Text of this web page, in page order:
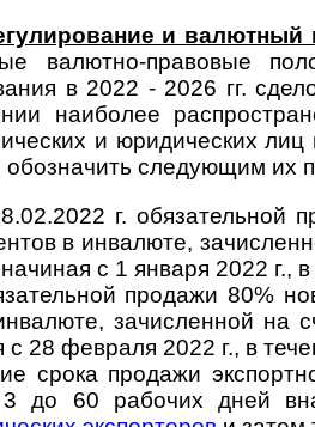
и валютный
валют­но-пра­вовые
в 2022 - 2026 гг.
наибо­лее
и юриди­чес­ких
сле­ду­ющим их
г. обязательной
в инва­люте,
с 1 января 2022 г.,
продажи 80%
за­чис­лен­ной на
с 28 фев­раля 2022 г., в
срока продажи
до 60 рабо­чих дней